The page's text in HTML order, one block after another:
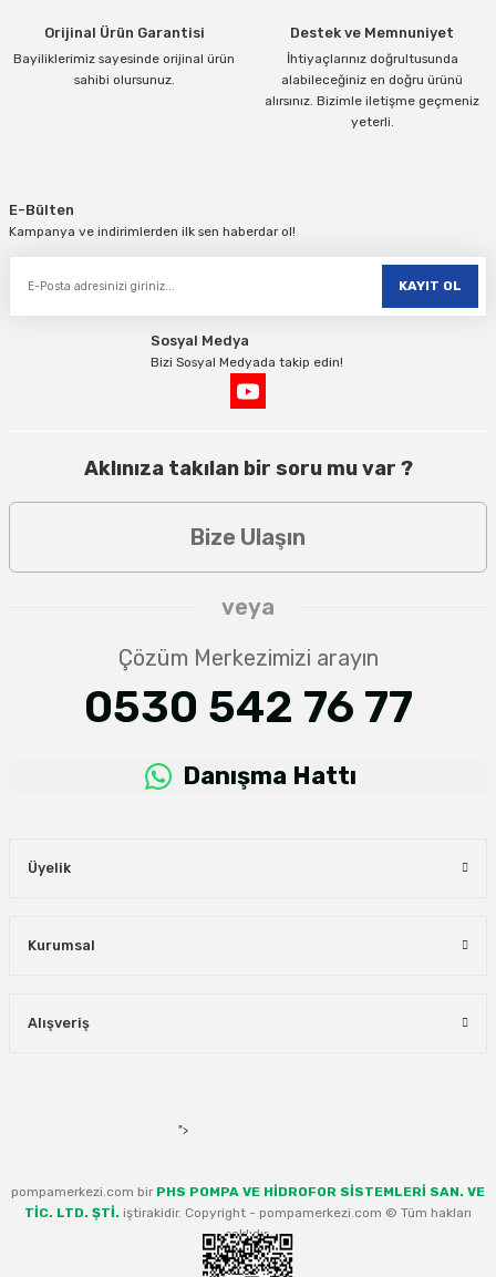
Orijinal Ürün Garantisi
Bayiliklerimiz sayesinde orijinal ürün
sahibi olursunuz.
Destek ve Memnuniyet
İhtiyaçlarınız doğrultusunda
alabileceğiniz en doğru ürünü
alırsınız. Bizimle iletişme geçmeniz
yeterli.
E-Bülten
Kampanya ve indirimlerden ilk sen haberdar ol!
KAYIT OL
Sosyal Medya
Bizi Sosyal Medyada takip edin!
Aklınıza takılan bir soru mu var ?
Bize Ulaşın
veya
Çözüm Merkezimizi arayın
0530 542 76 77
Danışma Hattı
Üyelik
Kurumsal
Alışveriş
">
pompamerkezi.com bir PHS POMPA VE HİDROFOR SİSTEMLERİ SAN. VE
TİC. LTD. ŞTİ. iştirakidir. Copyright - pompamerkezi.com © Tüm hakları
saklıdır.